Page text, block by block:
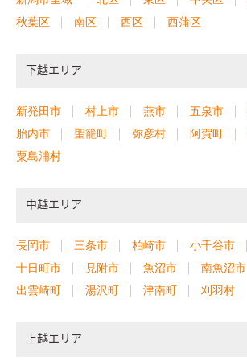
秋葉区
南区 西区 西蒲区
下越エリア
新発田市 村上市 燕市 五泉市
胎内市
聖籠町 弥彦村 阿賀町
粟島浦村
中越エリア
長岡市 三条市 柏崎市 小千谷市
十日町市
見附市 魚沼市 南魚沼市
出雲崎町
湯沢町 津南町 刈羽村
上越エリア